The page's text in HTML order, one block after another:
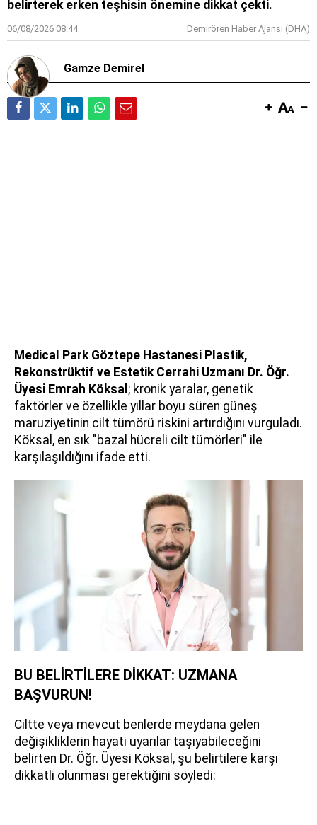
belirterek erken teşhisin önemine dikkat çekti.
06/08/2026 08:44 Demirören Haber Ajansı (DHA)
Gamze Demirel
Medical Park Göztepe Hastanesi Plastik,
Rekonstrüktif ve Estetik Cerrahi Uzmanı Dr. Öğr.
Üyesi Emrah Köksal ; kronik yaralar, genetik
faktörler ve özellikle yıllar boyu süren güneş
maruziyetinin cilt tümörü riskini artırdığını vurguladı.
Köksal, en sık "bazal hücreli cilt tümörleri" ile
karşılaşıldığını ifade etti.
BU BELİRTİLERE DİKKAT: UZMANA
BAŞVURUN!
Ciltte veya mevcut benlerde meydana gelen
değişikliklerin hayati uyarılar taşıyabileceğini
belirten Dr. Öğr. Üyesi Köksal, şu belirtilere karşı
dikkatli olunması gerektiğini söyledi: